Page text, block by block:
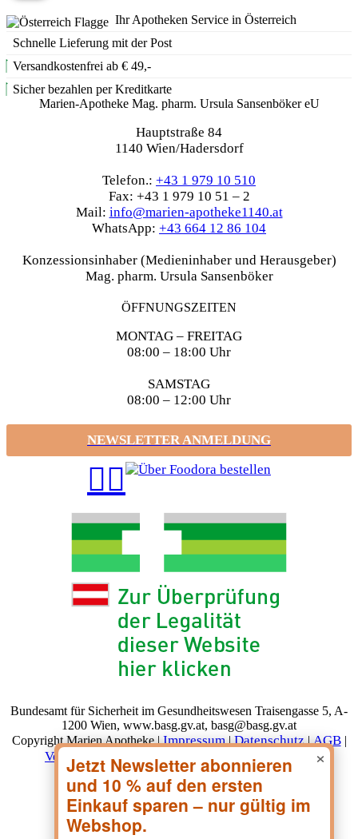
Ihr Apotheken Service in Österreich
Schnelle Lieferung mit der Post
Versandkostenfrei ab € 49,-
Sicher bezahlen per Kreditkarte
Marien-Apotheke Mag. pharm. Ursula Sansenböker eU
Hauptstraße 84
1140 Wien/Hadersdorf
Telefon.: +43 1 979 10 510
Fax: +43 1 979 10 51 – 2
Mail: info@marien-apotheke1140.at
WhatsApp: +43 664 12 86 104
Konzessionsinhaber (Medieninhaber und Herausgeber)
Mag. pharm. Ursula Sansenböker
ÖFFNUNGSZEITEN
MONTAG – FREITAG
08:00 – 18:00 Uhr
SAMSTAG
08:00 – 12:00 Uhr
NEWSLETTER ANMELDUNG
Bundesamt für Sicherheit im Gesundheitswesen Traisengasse 5, A-
1200 Wien, www.basg.gv.at, basg@basg.gv.at
Copyright Marien Apotheke |Impressum|Datenschutz|AGB|
Versand & Lieferung Zahlungsarten| ×